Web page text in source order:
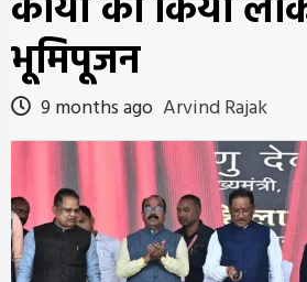
भूमिपूजन
9 months ago Arvind Rajak